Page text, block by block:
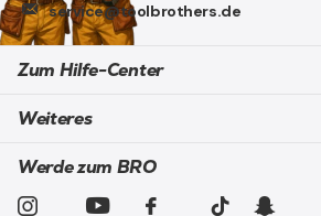
service@toolbrothers.de
Zum Hilfe-Center
Weiteres
Werde zum BRO